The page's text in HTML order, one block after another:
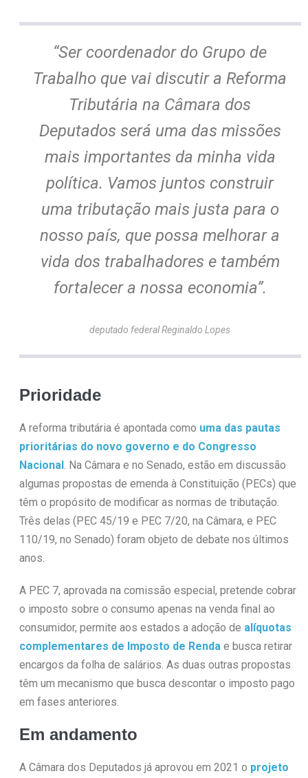
“Ser coordenador do Grupo de
Trabalho que vai discutir a Reforma
Tributária na Câmara dos
Deputados será uma das missões
mais importantes da minha vida
política. Vamos juntos construir
uma tributação mais justa para o
nosso país, que possa melhorar a
vida dos trabalhadores e também
fortalecer a nossa economia”.
deputado federal Reginaldo Lopes
Prioridade
A reforma tributária é apontada como uma das pautas
prioritárias do novo governo e do Congresso
Nacional. Na Câmara e no Senado, estão em discussão
algumas propostas de emenda à Constituição (PECs) que
têm o propósito de modificar as normas de tributação.
Três delas (PEC 45/19 e PEC 7/20, na Câmara, e PEC
110/19, no Senado) foram objeto de debate nos últimos
anos.
A PEC 7, aprovada na comissão especial, pretende cobrar
o imposto sobre o consumo apenas na venda final ao
consumidor, permite aos estados a adoção de alíquotas
complementares de Imposto de Renda e busca retirar
encargos da folha de salários. As duas outras propostas
têm um mecanismo que busca descontar o imposto pago
em fases anteriores.
Em andamento
A Câmara dos Deputados já aprovou em 2021 o projeto